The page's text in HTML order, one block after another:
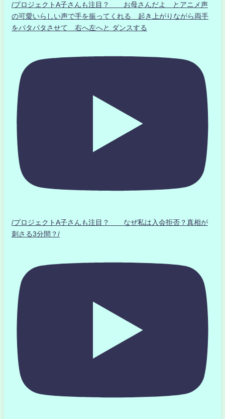
/プロジェクトA子さんも注目？ お母さんだよ とアニメ声
の可愛いらしい声で手を振ってくれる 起き上がりながら両手
をパタパタさせて 右へ左へと ダンスする
/プロジェクトA子さんも注目？ なぜ私は入会拒否？真相が
刺さる3分間？/